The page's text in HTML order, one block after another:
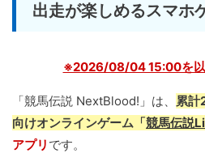
出走が楽しめるスマホ
※2026/08/04 15:00を
「競馬伝説 NextBlood!」は、 累計
向けオンラインゲーム「競馬伝説
アプリ です。